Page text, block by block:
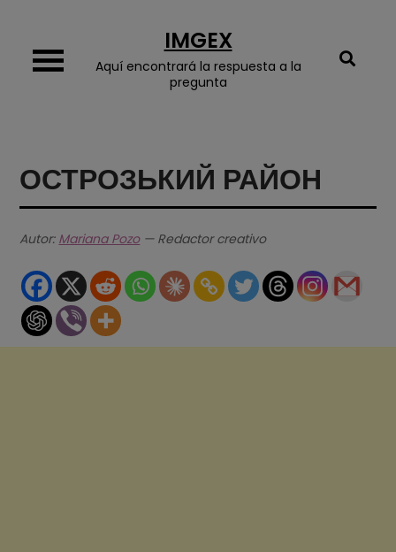
content
IMGEX
Aquí encontrará la respuesta a la
pregunta
ОСТРОЗЬКИЙ РАЙОН
Autor: Mariana Pozo— Redactor creativo